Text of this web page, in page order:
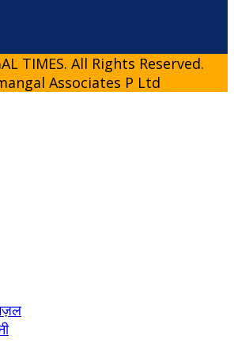
TIMES. All Rights Reserved.
Associates P Ltd